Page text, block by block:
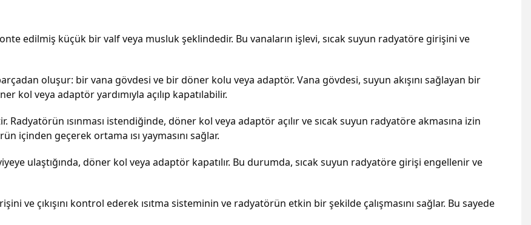
edilmiş küçük bir valf veya musluk şeklindedir. Bu vanaların işlevi, sıcak suyun radyatöre girişini ve
oluşur: bir vana gövdesi ve bir döner kolu veya adaptör. Vana gövdesi, suyun akışını sağlayan bir
kol veya adaptör yardımıyla açılıp kapatılabilir.
Radyatörün ısınması istendiğinde, döner kol veya adaptör açılır ve sıcak suyun radyatöre akmasına izin
içinden geçerek ortama ısı yaymasını sağlar.
ulaştığında, döner kol veya adaptör kapatılır. Bu durumda, sıcak suyun radyatöre girişi engellenir ve
ve çıkışını kontrol ederek ısıtma sisteminin ve radyatörün etkin bir şekilde çalışmasını sağlar. Bu sayede